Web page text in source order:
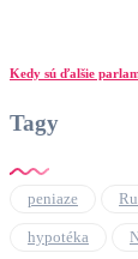
Kedy sú ďalšie
Tagy
peniaze
hypotéka